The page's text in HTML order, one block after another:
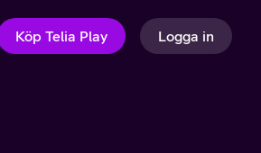
Köp Telia Play Logga in